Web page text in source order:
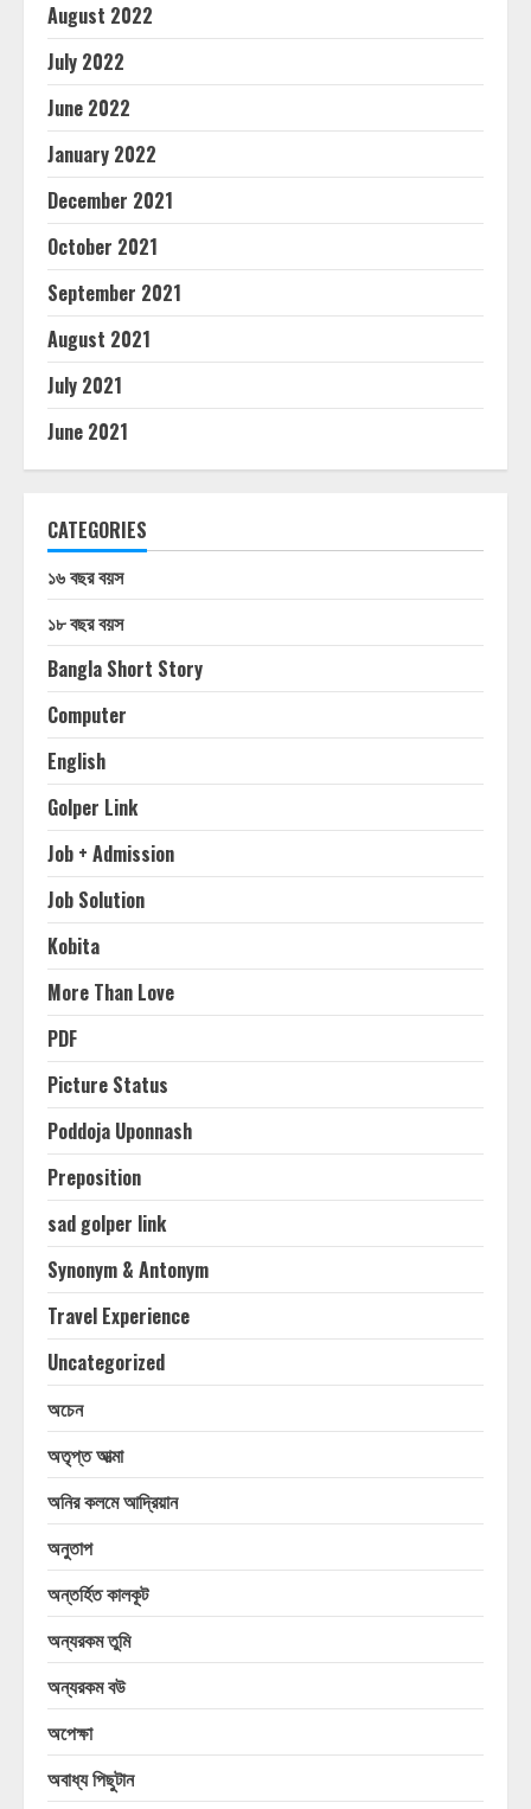
August 2022
July 2022
June 2022
January 2022
December 2021
October 2021
September 2021
August 2021
July 2021
June 2021
CATEGORIES
১৬ বছর বয়স
১৮ বছর বয়স
Bangla Short Story
Computer
English
Golper Link
Job + Admission
Job Solution
Kobita
More Than Love
PDF
Picture Status
Poddoja Uponnash
Preposition
sad golper link
Synonym & Antonym
Travel Experience
Uncategorized
অচেন
অতৃপ্ত আত্মা
অনির কলমে আদ্রিয়ান
অনুতাপ
অন্তর্হিত কালকূট
অন্যরকম তুমি
অন্যরকম বউ
অপেক্ষা
অবাধ্য পিছুটান